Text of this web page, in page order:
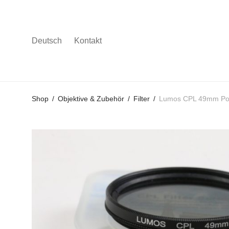
Deutsch Kontakt
Shop / Objektive & Zubehör / Filter / Lumos CPL 49mm